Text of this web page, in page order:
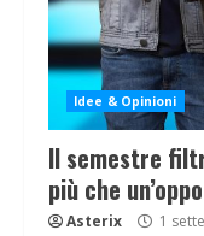
Idee & Opinioni
Il semestre
più che
Asterix 1